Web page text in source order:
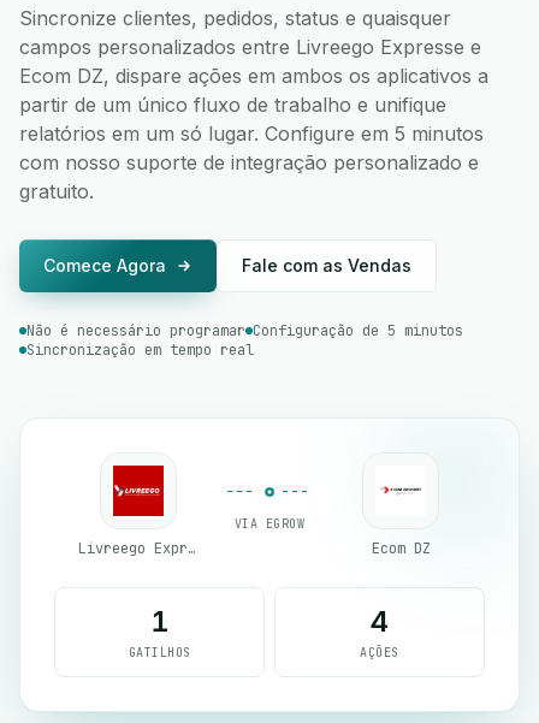
Sincronize clientes, pedidos, status e quaisquer
campos personalizados entre Livreego Expresse e
Ecom DZ, dispare ações em ambos os aplicativos a
partir de um único fluxo de trabalho e unifique
relatórios em um só lugar. Configure em 5 minutos
com nosso suporte de integração personalizado e
gratuito.
Comece Agora Fale com as Vendas
Não é necessário programar Configuração de 5 minutos
Sincronização em tempo real
Livreego Expresse
VIA EGROW
Ecom DZ
1
GATILHOS
4
AÇÕES